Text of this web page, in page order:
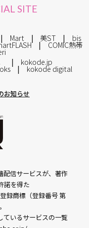
SITE
Mart 美ST bis
COMIC熱帯
kokode.jp
kokode digital
お知らせ
配信サービスが、著作
諾を得た
録商標（登録番号 第
いるサービスの一覧